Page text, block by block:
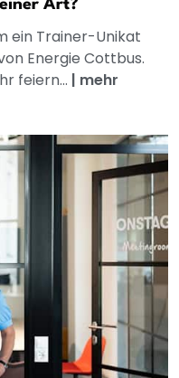
Art?
ein Trainer-Unikat
Energie Cottbus.
feiern... | mehr